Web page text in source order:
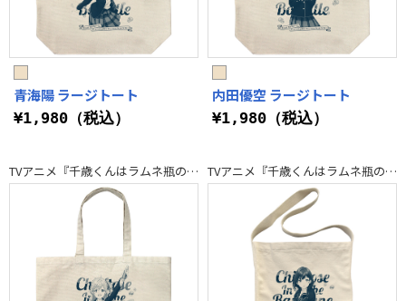
青海陽 ラージトート
¥1,980（税込）
内田優空 ラージトート
¥1,980（税込）
TVアニメ『千歳くんはラムネ瓶のなか』 TVアニメ『千歳くんはラムネ瓶のなか』